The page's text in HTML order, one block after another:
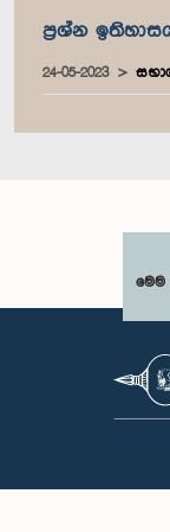
ප්‍රශ්න
24-05-2023
මෙම